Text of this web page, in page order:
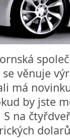
se věnuje
má
by jste
S na